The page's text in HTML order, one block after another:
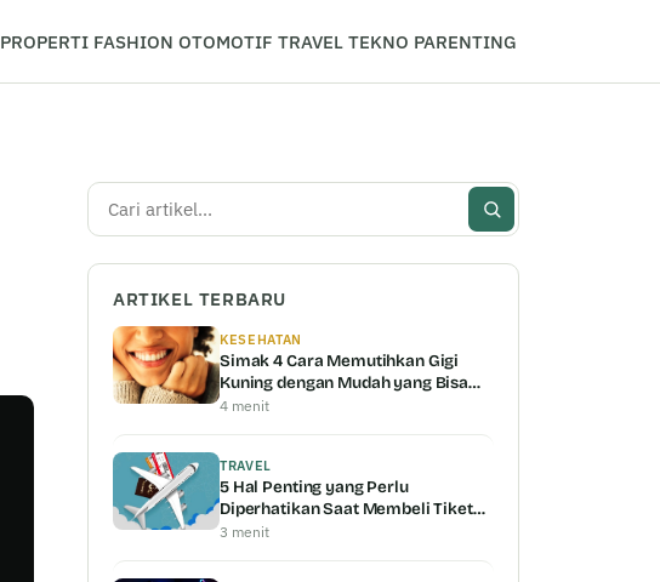
PROPERTI FASHION OTOMOTIF TRAVEL TEKNO PARENTING
Cari
ARTIKEL TERBARU
KESEHATAN
Simak 4 Cara Memutihkan Gigi
Kuning dengan Mudah yang Bisa
Kamu Coba
4 menit
TRAVEL
5 Hal Penting yang Perlu
Diperhatikan Saat Membeli Tiket
Pesawat
3 menit